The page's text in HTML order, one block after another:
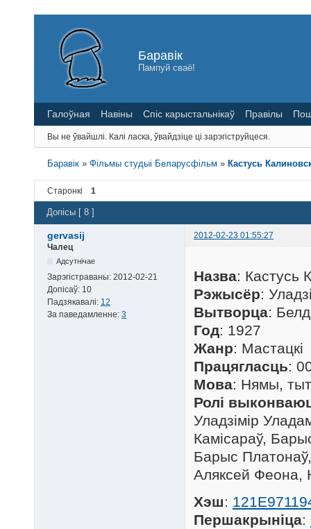
Баравік
Пампуй сваё!
Галоўная Навіны Спіс карыстальнікаў Правілы
Вы не ўвайшлі. Калі ласка, ўвайдзіце ці зарэгіструйцеся.
Баравік »Фільмы студыі Беларусфільм » Кастусь
Старонкі 1
Допісы [ 8 ]
gervasij
2012-02-23 01:55:27
Чалец
Адсутнічае
Зарэгістраваны: 2012-02-21
Допісаў: 10
Падзякавалі: 12
За паведамленне: 3
Назва: Кастусь
Рэжысёр:
Вытворца:
Год: 1927
Жанр: Мастацкі
Працягласць:
Мова: Нямы,
Ролі
Уладзімір
Камісараў,
Барыс
Аляксей Феона,
Хэш:
Першакрыніца: